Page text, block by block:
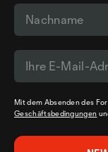
Mit dem Absenden des
Geschäftsbedingungen